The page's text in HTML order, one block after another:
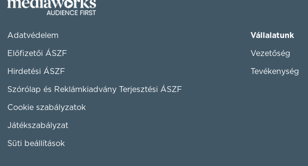
Adatvédelem
Előfizetői ÁSZF
Hirdetési ÁSZF
Szórólap és Reklámkiadvány Terjesztési ÁSZF
Cookie szabályzatok
Játékszabályzat
Süti beállítások
Vállalatunk
Vezetőség
Tevékenység